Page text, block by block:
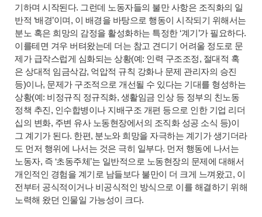
기하며 시작된다. 그런데 노동자들의 불만 사항은 조직화의 일
반적 ‘배경’이며, 이 배경을 바탕으로 행동이 시작되기 위해서는
분노 혹은 희망의 감정을 활성화하는 특정한 ‘계기’가 필요하다.
이를테면 겨우 버텨왔는데 더는 참고 견디기 어려울 정도로 문
제가 급작스럽게 심화되는 상황(예: 인력 구조조정, 절대적 혹
은 상대적 임금삭감, 억압적 규칙 강화나 문제 관리자의 승진
등)이나, 문제가 구조적으로 개선될 수 있다는 기대를 형성하는
상황(예: 비정규직 정규직화, 생활임금 인상 등 정부의 친노동
정책 추진, 인수합병이나 지배구조 개편 등으로 인한 기업 리더
십의 변화, 주변 유사 노동현장에서의 조직화 성공 소식 등)이
그 계기가 된다. 한편, 분노와 희망을 자극하는 계기가 생기더라
도 먼저 행위에 나서는 것은 극히 일부다. 먼저 행동에 나서는
노동자, 즉 ‘초동주체’는 일반적으로 노동현장의 문제에 대해서
개인적인 경험을 계기로 남들보다 불만이 더 크게 느껴왔고, 이
전부터 공식적이거나 비공식적인 방식으로 이를 해결하기 위해
노력해 왔던 인물일 가능성이 크다.